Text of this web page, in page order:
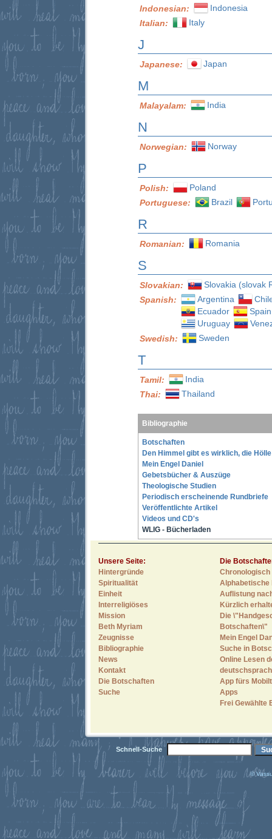
Indonesian:
Indonesia
Italian:
Italy
J
Japanese: Japan
M
Malayalam: India
N
Norwegian: Norway
P
Polish:
Poland
Portuguese:
Brazil
R
Romanian: Romania
S
Slovakian:
Slovakia (slovak
Spanish:
Argentina
Ecuador
Spain
Uruguay
Swedish:
Sweden
T
Tamil:
India
Thai:
Thailand
Bibliographie
Botschaften
Den Himmel gibt es wirklich, die
Mein Engel Daniel
Gebetsbücher & Auszüge
Theologische Studien
Periodisch erscheinende Rundbriefe
Veröffentlichte Artikel
Videos und CD's
WLIG - Bücherladen
Unsere Seite:
Hintergründe
Spiritualität
Einheit
Interreligiöses
Mission
Beth Myriam
Zeugnisse
Bibliographie
News
Kontakt
Die Botschaften
Suche
Die
Alphabetische
Auflistung
Kürzlich
Die
Botschaften\"
Mein Engel
Suche in
Online Lesen
App fürs
Apps
Frei Gewählte
Schnell-Suche
©